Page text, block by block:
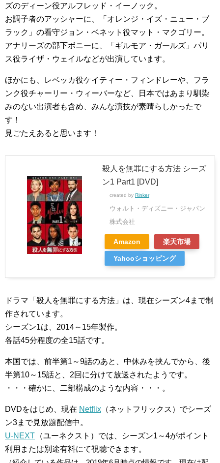
ズのディーン役アルフレッド・イーノック。
お調子者のアッシャーに、「オレンジ・イズ・ニュー・ブ
ラック」の看守ジョン・ベネット役マット・マクゴリー。
アナリーズの部下ボニーに、「ギルモア・ガールズ」パリ
ス役ライザ・ウェイルなどが出演しています。
ほかにも、レベッカ役ケイティー・フィンドレーや、フラ
ンク役チャーリー・ウィーバーなど、日本ではあまり馴染
みのない出演者も含め、みんな演技が素晴らしかったで
す！
見ごたえあると思います！
殺人を無罪にする方法 シーズ
ン1 Part1 [DVD]
created by Rinker
ウォルト・ディズニー・ジャパン
株式会社
Amazon 楽天市場
Yahooショッピング
ドラマ「殺人を無罪にする方法」は、現在シーズン4まで制
作されています。
シーズン1は、2014～15年製作。
各話45分程度の全15話です。
本国では、前半第1～9話のあと、中休みを挟んでから、後
半第10～15話と、2回に分けて放送されたようです。
・・・確かに、二部構成のような内容・・・。
DVDをはじめ、現在 Netflix （ネットフリックス）でシーズ
ン3まで見放題配信中。
U-NEXT （ユーネクスト）では、シーズン1～4がポイント
利用または別途有料にて視聴できます。